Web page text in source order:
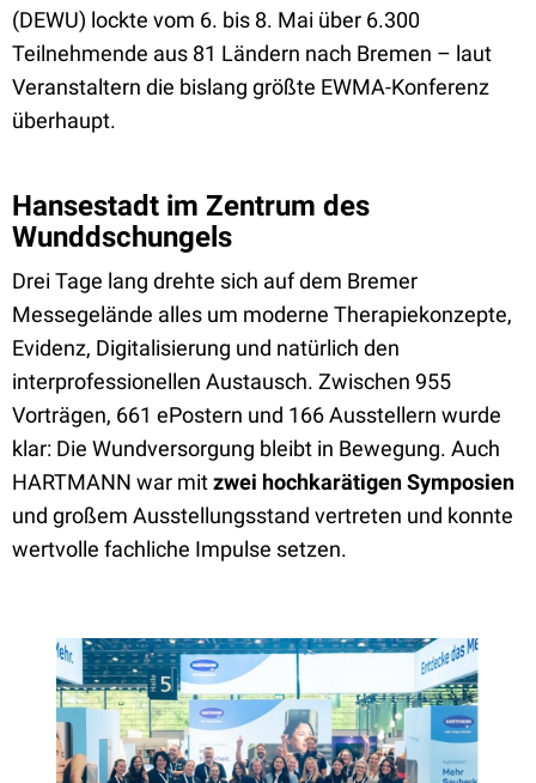
(DEWU) lockte vom 6. bis 8. Mai über 6.300
Teilnehmende aus 81 Ländern nach Bremen – laut
Veranstaltern die bislang größte EWMA-Konferenz
überhaupt.
Hansestadt im Zentrum des
Wunddschungels
Drei Tage lang drehte sich auf dem Bremer
Messegelände alles um moderne Therapiekonzepte,
Evidenz, Digitalisierung und natürlich den
interprofessionellen Austausch. Zwischen 955
Vorträgen, 661 ePostern und 166 Ausstellern wurde
klar: Die Wundversorgung bleibt in Bewegung. Auch
HARTMANN war mitzwei hochkarätigen Symposien
und großem Ausstellungsstand vertreten und konnte
wertvolle fachliche Impulse setzen.